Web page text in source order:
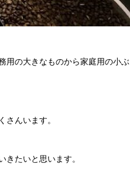
用の大きなものから家庭用の小ぶ
んいます。
たいと思います。